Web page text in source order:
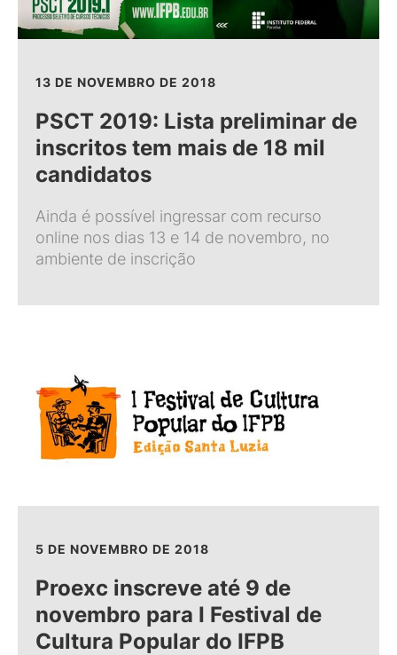
13 DE NOVEMBRO DE 2018
PSCT 2019: Lista preliminar de
inscritos tem mais de 18 mil
candidatos
Ainda é possível ingressar com recurso
online nos dias 13 e 14 de novembro, no
ambiente de inscrição
5 DE NOVEMBRO DE 2018
Proexc inscreve até 9 de
novembro para I Festival de
Cultura Popular do IFPB